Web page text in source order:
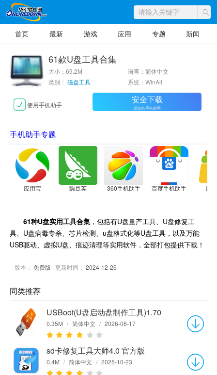
首页 最新 游戏 应用 专题 新闻
61款U盘工具合集
大小：69.2M
语言：简体中文
类别： 磁盘工具 系统：WinAll
使用手机助手 安全下载
需2345手机助手
手机助手专题
应用宝 豌豆荚 360手机助手 百度手机助手 应
61种U盘实用工具合集 ，包括有U盘量产工具、U盘修复工
具、U盘病毒专杀、芯片检测、u盘格式化等U盘工具，以及万能
USB驱动、虚拟U盘、痕迹清理等实用软件，全部打包提供下载！
版本： 免费版 | 更新时间： 2024-12-26
同类推荐
USBoot(U盘启动盘制作工具)1.70
0.35M / 简体中文 / 2026-06-17
sd卡修复工具大师4.0 官方版
0.4M / 简体中文 / 2025-10-23